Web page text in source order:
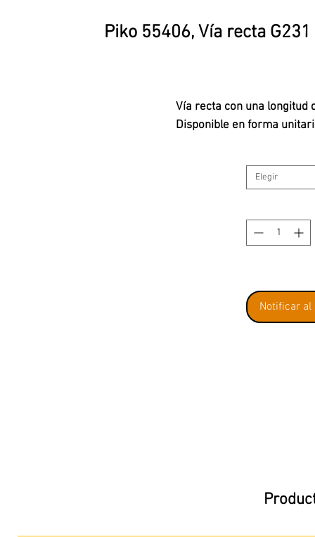
Piko 55406, Vía recta
Vía recta con una longitud
Disponible en forma
Elegir
Notificar